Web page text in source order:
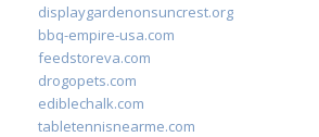
displaygardenonsuncrest.org
bbq-empire-usa.com
feedstoreva.com
drogopets.com
ediblechalk.com
tabletennisnearme.com